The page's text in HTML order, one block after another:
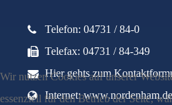
Telefon: 04731 / 84-0
Telefax: 04731 / 84-349
Hier gehts zum
Internet: www.nordenham.de
Wir nutzen Cookies auf unserer
essenziell für den Betrieb der Seite,